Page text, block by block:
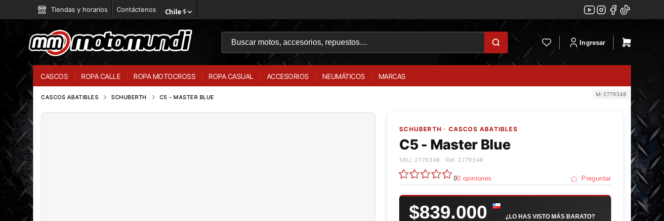
Tiendas y horarios Contáctenos Chile·$
Ingresar
CASCOS ROPA CALLE ROPA MOTOCROSS ROPA CASUAL ACCESORIOS NEUMÁTICOS MARCAS
CASCOS ABATIBLES SCHUBERTH C5 - MASTER BLUE M-2779348
SCHUBERTH · CASCOS ABATIBLES
C5 - Master Blue
SKU: 2779348 · Ref. 2779348
00 opiniones Preguntar
$839.000 ¿LO HAS VISTO MÁS BARATO?